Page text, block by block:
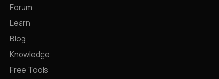
Forum
Learn
Blog
Knowledge
Free Tools